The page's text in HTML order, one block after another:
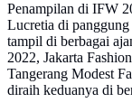
Penampilan di IFW
Lucretia di panggung
tampil di berbagai
2022, Jakarta
Tangerang Modest
diraih keduanya di